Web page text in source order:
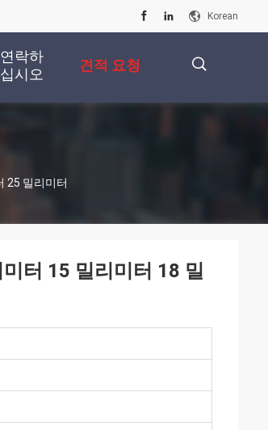
Korean
락하
십시오
견적 요청
25 밀리미터
터 15 밀리미터 18 밀